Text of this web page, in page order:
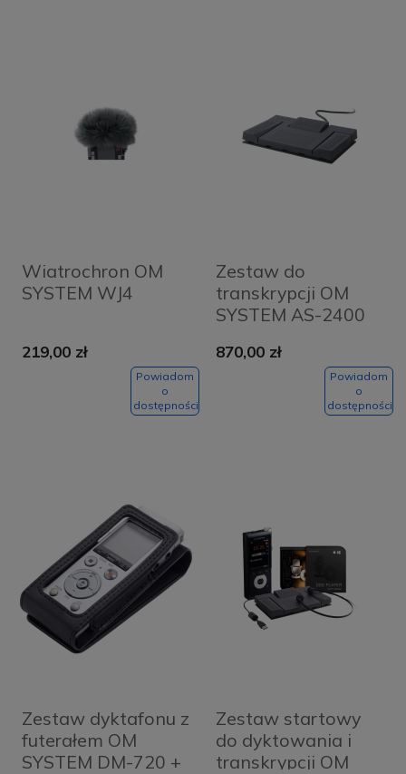
Wiatrochron OM
SYSTEM WJ4
219,00 zł
Powiadom
o
dostępności
Zestaw do
transkrypcji OM
SYSTEM AS-2400
870,00 zł
Powiadom
o
dostępności
Zestaw dyktafonu z
futerałem OM
SYSTEM DM-720 +
Zestaw startowy
do dyktowania i
transkrypcji OM